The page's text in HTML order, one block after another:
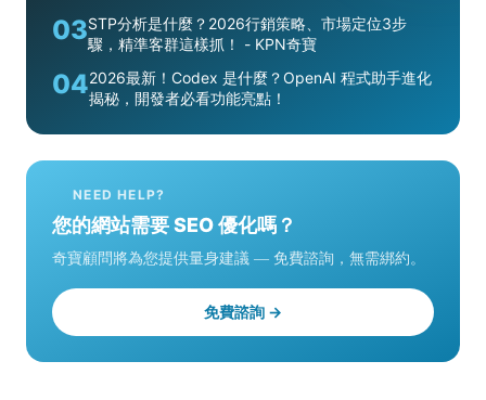
03STP分析是什麼？2026行銷策略、市場定位3步
驟，精準客群這樣抓！ - KPN奇寶
042026最新！Codex 是什麼？OpenAI 程式助手進化
揭秘，開發者必看功能亮點！
NEED HELP?
您的網站需要 SEO 優化嗎？
奇寶顧問將為您提供量身建議 — 免費諮詢，無需綁約。
免費諮詢 →